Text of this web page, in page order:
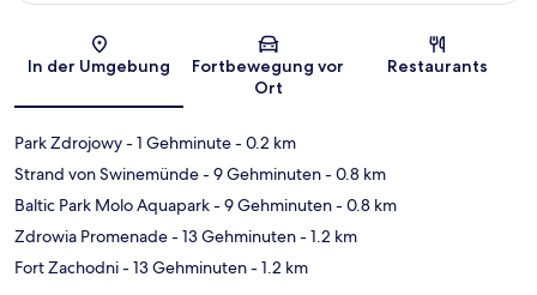
Karte
In der Umgebung
Fortbewegung vor
Ort
Restaurants
Park Zdrojowy- 1 Gehminute- 0.2 km
Strand von Swinemünde- 9 Gehminuten- 0.8 km
Baltic Park Molo Aquapark- 9 Gehminuten- 0.8 km
Zdrowia Promenade- 13 Gehminuten- 1.2 km
Fort Zachodni- 13 Gehminuten- 1.2 km